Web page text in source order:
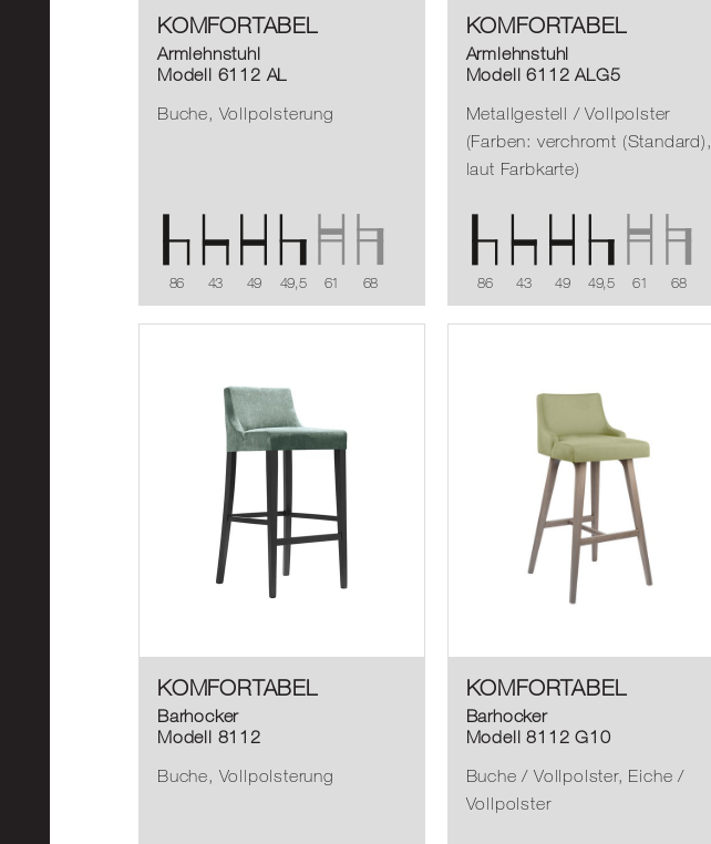
KOMFORTABEL
Armlehnstuhl
Modell 6112 AL
Buche, Vollpolsterung
86 43 49 49,5 61 68
KOMFORTABEL
Armlehnstuhl
Modell 6112 ALG5
Metallgestell / Vollpolster
(Farben: verchromt (Standard),
laut Farbkarte)
86 43 49 49,5 61 68
KOMFORTABEL
Barhocker
Modell 8112
Buche, Vollpolsterung
KOMFORTABEL
Barhocker
Modell 8112 G10
Buche / Vollpolster, Eiche /
Vollpolster